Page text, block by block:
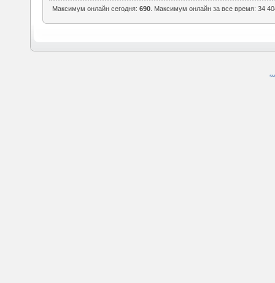
Максимум онлайн сегодня:690 . Максимум онлайн за все время: 34